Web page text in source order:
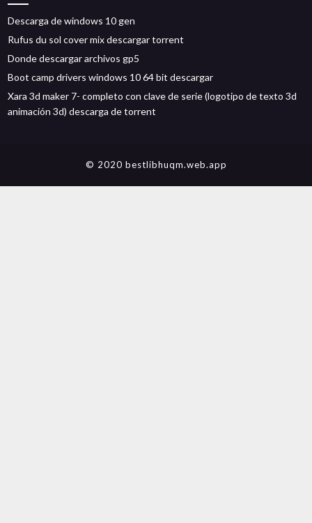
Descarga de windows 10 gen
Rufus du sol cover mix descargar torrent
Donde descargar archivos gp5
Boot camp drivers windows 10 64 bit descargar
Xara 3d maker 7- completo con clave de serie (logotipo de texto 3d
animación 3d) descarga de torrent
© 2020 bestlibhuqm.web.app